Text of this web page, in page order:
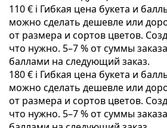
110 € i Гибкая цена букета и
можно сделать дешевле или
от размера и сортов цветов.
что нужно. 5–7 % от суммы
баллами на следующий заказ.
180 € i Гибкая цена букета и
можно сделать дешевле или
от размера и сортов цветов.
что нужно. 5–7 % от суммы